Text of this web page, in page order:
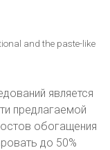
and the paste-like
является
предлагаемой
обогащения
до 50%